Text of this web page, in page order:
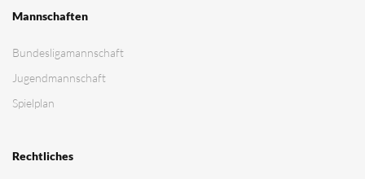
Mannschaften
Bundesligamannschaft
Jugendmannschaft
Spielplan
Rechtliches